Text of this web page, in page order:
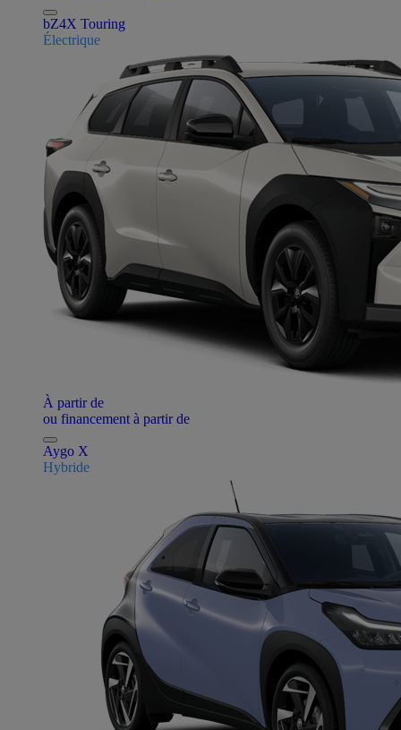
bZ4X Touring
Électrique
À partir de
ou financement à partir de
Aygo X
Hybride